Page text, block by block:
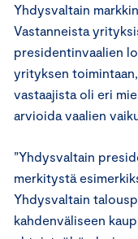
Yhdysvaltain
Vastanneista
presidentinvaalien
yrityksen
vastaajista oli eri
arvioida vaalien
”Yhdysvaltain
merkitystä
Yhdysvaltain
kahdenväliseen